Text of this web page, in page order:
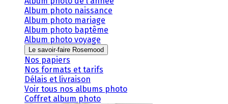
Album photo naissance
Album photo mariage
Album photo baptême
Album photo voyage
Le savoir-faire Rosemood
Nos papiers
Nos formats et tarifs
Délais et livraison
Voir tous nos albums photo
Coffret album photo